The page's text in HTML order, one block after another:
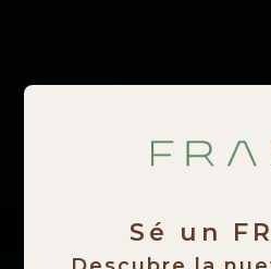
Sé un